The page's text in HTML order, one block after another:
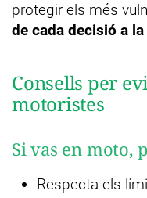
protegir els més
de cada decisió a
Consells per
motoristes
Si vas en moto,
Respecta els